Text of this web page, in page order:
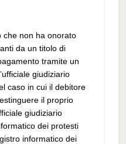
che non ha onorato
da un titolo di
tramite un
giudiziario
caso in cui il debitore
il proprio
giudiziario
dei protesti
informatico dei